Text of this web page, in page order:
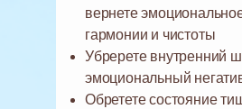
вернете
гармонии и чистоты
Убререте внутренний
эмоциональный
Обретете состояние